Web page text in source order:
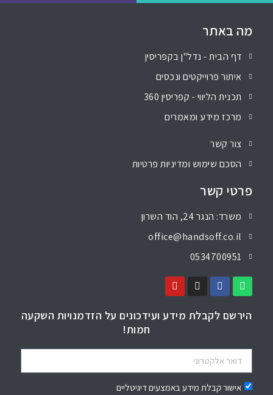
מה באתר
דף הבית - נדל"ן בקפריסין
איתור פרוייקטים ונכסים
תכנית הליווי - קפריסין 360
מרכז מידע ומאמרים
צור קשר
הסכם שימוש ומדיניות פרטיות
פרטי קשר
משרד: הנגר 24, הוד השרון
office@handsoff.co.il
0534700951
הירשם לקבלת מידע ועידכונים על הזדמנויות השקעה
חמות!
אישור קבלת מידע באמצעים דיגיטליים